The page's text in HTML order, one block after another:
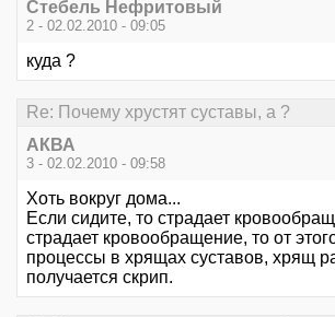
Стебель Нефритовый
2 - 02.02.2010 - 09:05
куда ?
Re: Почему хрустят суставы, а ?
АКВА
3 - 02.02.2010 - 09:58
Хоть вокруг дома...
Если сидите, то страдает
страдает кровообращение, то от
процессы в хрящах суставов, хрящ
получается скрип.